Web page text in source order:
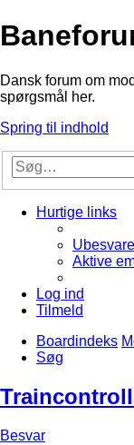
Dansk forum om
spørgsmål her.
Spring til indhold
Hurtige links
Aktive
Log ind
Tilmeld
Boardindeks
Søg
Besvar